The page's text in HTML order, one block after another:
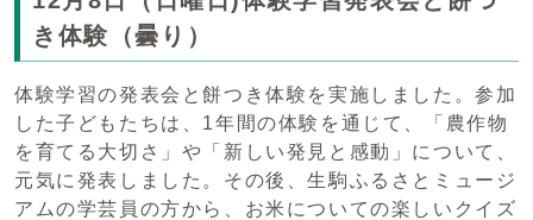
き体験（曇り）
体験学習の発表会と餅つき体験を実施しました。参加
した子どもたちは、1年間の体験を通じて、「農作物
を育てる大切さ」や「新しい発見と感動」について、
元気に発表しました。その後、生駒ふるさとミュージ
アムの学芸員の方から、お米についての楽しいクイズ